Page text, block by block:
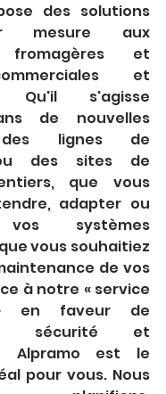
des solutions
mesure aux
fromagères et
et
Qu'il s'agisse
de nouvelles
des lignes de
des sites de
que vous
adapter ou
vos systèmes
vous souhaitiez
de vos
à notre « service
en faveur de
sécurité et
Alpramo est le
pour vous. Nous